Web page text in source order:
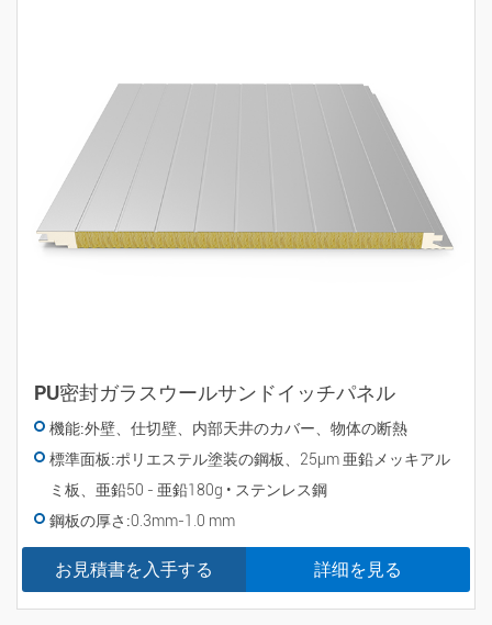
PU密封ガラスウールサンドイッチパネル
機能:外壁、仕切壁、内部天井のカバー、物体の断熱
標準面板:ポリエステル塗装の鋼板、25µm 亜鉛メッキアル
ミ板、亜鉛50 - 亜鉛180g • ステンレス鋼
鋼板の厚さ:0.3mm-1.0 mm
お見積書を入手する 詳细を見る